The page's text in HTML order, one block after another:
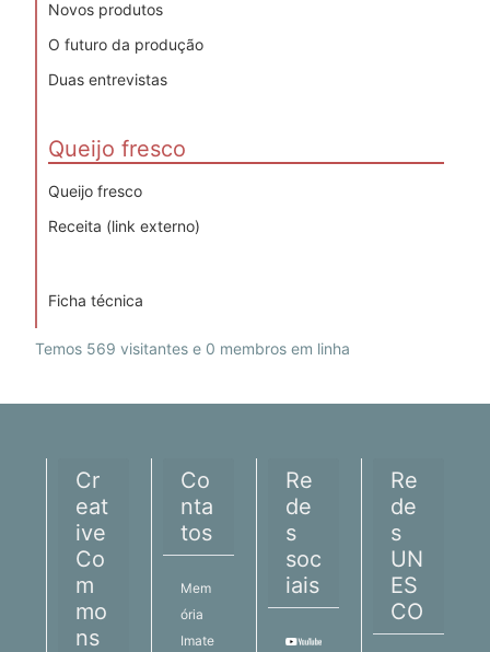
Novos produtos
O futuro da produção
Duas entrevistas
Queijo fresco
Queijo fresco
Receita (link externo)
Ficha técnica
Temos 569 visitantes e 0 membros em linha
Cr
eat
ive
Co
m
mo
ns
Co
nta
tos
Mem
ória
Imate
Re
de
s
soc
iais
Re
de
s
UN
ES
CO